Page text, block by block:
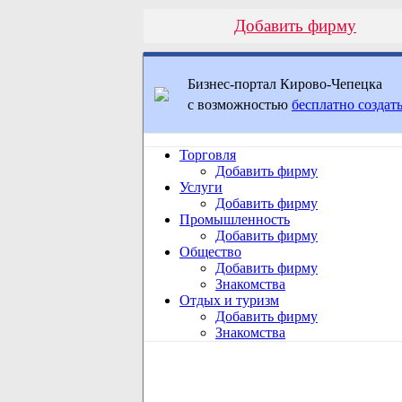
Добавить фирму
Бизнес-портал Кирово-Чепецка
с возможностью бесплатно
Торговля
Добавить фирму
Услуги
Добавить фирму
Промышленность
Добавить фирму
Общество
Добавить фирму
Знакомства
Отдых и туризм
Добавить фирму
Знакомства